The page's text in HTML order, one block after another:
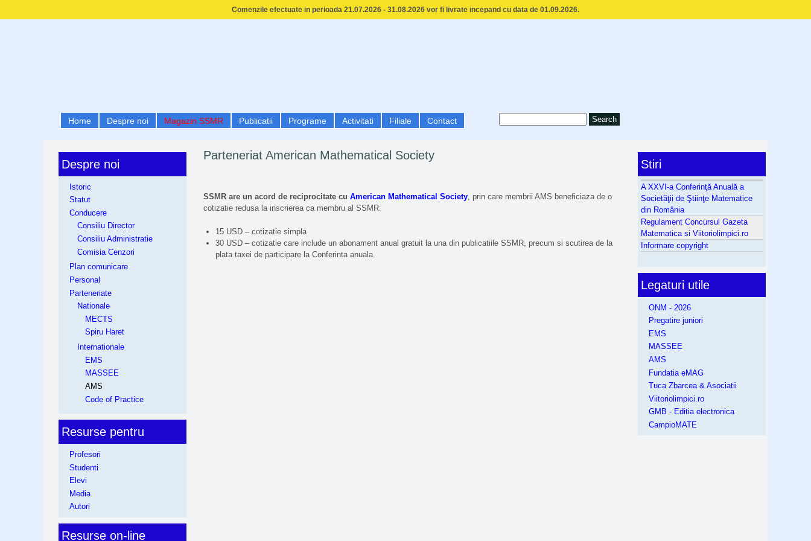
Comenzile efectuate in perioada 21.07.2026 - 31.08.2026 vor fi livrate incepand cu data de 01.09.2026.
Home Despre noi Magazin SSMR Publicatii Programe Activitati Filiale Contact
Parteneriat American Mathematical Society
SSMR are un acord de reciprocitate cu American Mathematical Society, prin care membrii AMS beneficiaza de o
cotizatie redusa la inscrierea ca membru al SSMR:
15 USD – cotizatie simpla
30 USD – cotizatie care include un abonament anual gratuit la una din publicatiile SSMR, precum si scutirea de la
plata taxei de participare la Conferinta anuala.
Despre noi
Istoric
Statut
Conducere
Consiliu Director
Consiliu Administratie
Comisia Cenzori
Plan comunicare
Personal
Parteneriate
Nationale
MECTS
Spiru Haret
Internationale
EMS
MASSEE
AMS
Code of Practice
Resurse pentru
Profesori
Studenti
Elevi
Media
Autori
Resurse on-line
Stiri
A XXVI-a Conferinţă Anuală a
Societăţii de Ştiinţe Matematice
din România
Regulament Concursul Gazeta
Matematica si Viitoriolimpici.ro
Informare copyright
Legaturi utile
ONM - 2026
Pregatire juniori
EMS
MASSEE
AMS
Fundatia eMAG
Tuca Zbarcea & Asociatii
Viitoriolimpici.ro
GMB - Editia electronica
CampioMATE